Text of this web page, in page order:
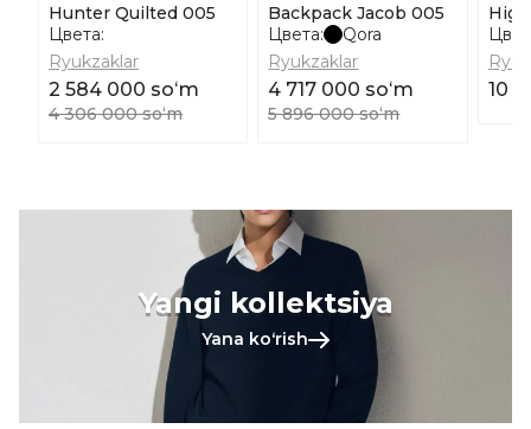
Hunter Quilted 005
Цвета:
Ryukzaklar
2 584 000 soʻm
4 306 000 soʻm
Backpack Jacob 005
Цвета:
Qora
Ryukzaklar
4 717 000 soʻm
5 896 000 soʻm
10
Yangi kollektsiya
Yana koʻrish